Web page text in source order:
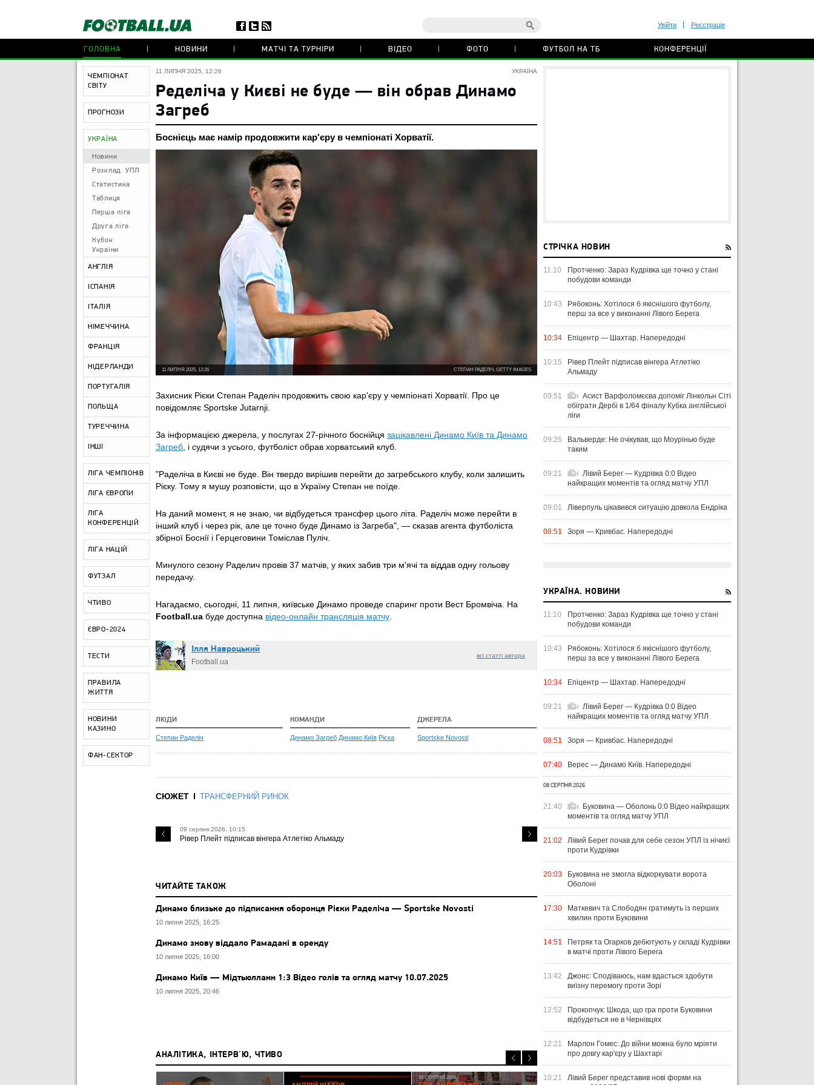
Увійти Реєстрація
ГОЛОВНА НОВИНИ МАТЧІ ТА ТУРНІРИ ВІДЕО ФОТО ФУТБОЛ НА ТБ КОНФЕРЕНЦІЇ
ЧЕМПІОНАТ
СВІТУ
ПРОГНОЗИ
УКРАЇНА
Новини
Розклад. УПЛ
Статистика
Таблиця
Перша ліга
Друга ліга
Кубок
України
АНГЛІЯ
ІСПАНІЯ
ІТАЛІЯ
НІМЕЧЧИНА
ФРАНЦІЯ
НІДЕРЛАНДИ
ПОРТУГАЛІЯ
ПОЛЬЩА
ТУРЕЧЧИНА
ІНШІ
ЛІГА ЧЕМПІОНІВ
ЛІГА ЄВРОПИ
ЛІГА
КОНФЕРЕНЦІЙ
ЛІГА НАЦІЙ
ФУТЗАЛ
ЧТИВО
ЄВРО-2024
ТЕСТИ
ПРАВИЛА
ЖИТТЯ
НОВИНИ
КАЗИНО
ФАН-СЕКТОР
УКРАЇНА
11 ЛИПНЯ 2025, 12:26
Ределіча у Києві не буде — він обрав Динамо
Загреб
Боснієць має намір продовжити кар'єру в чемпіонаті Хорватії.
СТЕПАН РАДЕЛІЧ, GETTY IMAGES
11 ЛИПНЯ 2025, 12:26
Захисник Рієки Степан Раделіч продовжить свою кар'єру у чемпіонаті Хорватії. Про це
повідомляє Sportske Jutarnji.
За інформацією джерела, у послугах 27-річного боснійця зацікавлені Динамо Київ та Динамо
Загреб , і судячи з усього, футболіст обрав хорватський клуб.
"Раделіча в Києві не буде. Він твердо вирішив перейти до загребського клубу, коли залишить
Рієку. Тому я мушу розповісти, що в Україну Степан не поїде.
На даний момент, я не знаю, чи відбудеться трансфер цього літа. Раделіч може перейти в
інший клуб і через рік, але це точно буде Динамо із Загреба", — сказав агента футболіста
збірної Боснії і Герцеговини Томіслав Пуліч.
Минулого сезону Раделич провів 37 матчів, у яких забив три м'ячі та віддав одну гольову
передачу.
Нагадаємо, сьогодні, 11 липня, київське Динамо проведе спаринг проти Вест Бромвіча. На
Football.ua буде доступна відео-онлайн трансляція матчу
Ілля Навроцький
Football.ua
всі статті автора
ЛЮДИ
Степан Раделіч
КОМАНДИ
Динамо Загреб Динамо Київ Рієка
ДЖЕРЕЛА
Sportske Novosti
СЮЖЕТ ТРАНСФЕРНИЙ РИНОК
09 серпня 2026, 10:15
Рівер Плейт підписав вінгера Атлетіко Альмаду
09 серпня 2026, 09:01
Ліверпуль цікавився ситуацію довкола Ендріка
ЧИТАЙТЕ ТАКОЖ
Динамо близьке до підписання оборонця Рієки Раделіча — Sportske Novosti
10 липня 2025, 16:25
Динамо знову віддало Рамадані в оренду
10 липня 2025, 16:00
Динамо Київ — Мідтьюлланн 1:3 Відео голів та огляд матчу 10.07.2025
10 липня 2025, 20:46
АНАЛІТИКА, ІНТЕРВ'Ю, ЧТИВО
05 СЕРПНЯ 2026
СТРІЧКА НОВИН
11:10
Протченко: Зараз Кудрівка ще точно у стані
побудови команди
10:43
Рябоконь: Хотілося б якіснішого футболу,
перш за все у виконанні Лівого Берега
10:34 Епіцентр — Шахтар. Напередодні
10:15
Рівер Плейт підписав вінгера Атлетіко
Альмаду
09:51
Асист Варфоломєєва допоміг Лінкольн Сіті
обіграти Дербі в 1/64 фіналу Кубка англійської
ліги
09:26
Вальверде: Не очікував, що Моурінью буде
таким
09:21
Лівий Берег — Кудрівка 0:0 Відео
найкращих моментів та огляд матчу УПЛ
09:01 Ліверпуль цікавився ситуацію довкола Ендріка
08:51 Зоря — Кривбас. Напередодні
УКРАЇНА. НОВИНИ
11:10
Протченко: Зараз Кудрівка ще точно у стані
побудови команди
10:43
Рябоконь: Хотілося б якіснішого футболу,
перш за все у виконанні Лівого Берега
10:34 Епіцентр — Шахтар. Напередодні
09:21
Лівий Берег — Кудрівка 0:0 Відео
найкращих моментів та огляд матчу УПЛ
08:51 Зоря — Кривбас. Напередодні
07:40 Верес — Динамо Київ. Напередодні
08 СЕРПНЯ 2026
21:40
Буковина — Оболонь 0:0 Відео найкращих
моментів та огляд матчу УПЛ
21:02
Лівий Берег почав для себе сезон УПЛ із нічиєї
проти Кудрівки
20:03
Буковина не змогла відкоркувати ворота
Оболоні
17:30
Маткевич та Слободян гратимуть із перших
хвилин проти Буковини
14:51
Петряк та Огарков дебютують у складі Кудрівки
в матчі проти Лівого Берега
13:42
Джонс: Сподіваюсь, нам вдасться здобути
виїзну перемогу проти Зорі
12:52
Прокопчук: Шкода, що гра проти Буковини
відбудеться не в Чернівцях
12:21
Марлон Гомес: До війни можна було мріяти
про довгу кар'єру у Шахтарі
10:21
Лівий Берег представив нові форми на